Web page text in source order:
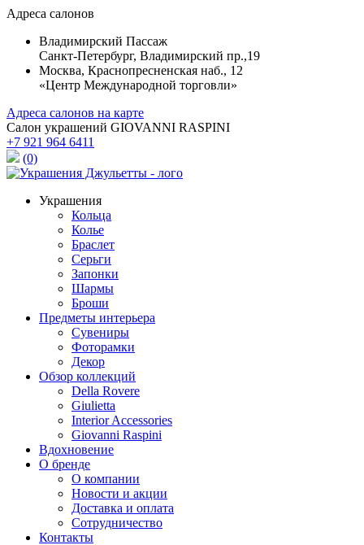
Адреса салонов
Владимирский Пассаж
Санкт-Петербург, Владимирский пр.,19
Москва, Краснопресненская наб., 12
«Центр Международной торговли»
Адреса салонов на карте
Салон украшений GIOVANNI RASPINI
+7 921 964 6411
(0)
Украшения
Кольца
Колье
Браслет
Серьги
Запонки
Шармы
Броши
Предметы интерьера
Сувениры
Фоторамки
Декор
Обзор коллекций
Della Rovere
Giulietta
Interior Accessories
Giovanni Raspini
Вдохновение
О бренде
О компании
Новости и акции
Доставка и оплата
Сотрудничество
Контакты